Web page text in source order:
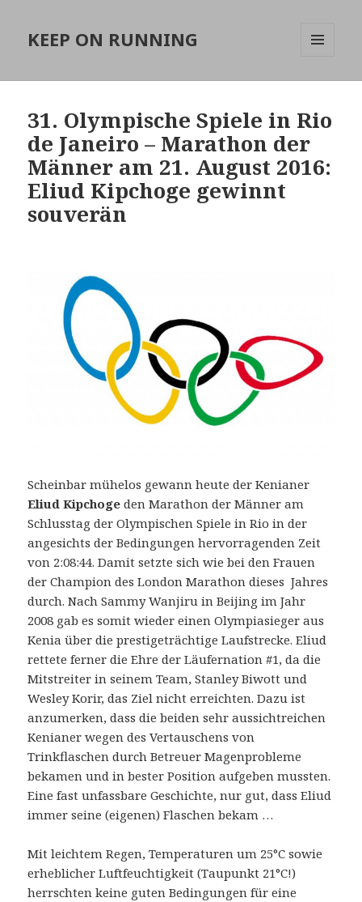
KEEP ON RUNNING
31. Olympische Spiele in Rio
de Janeiro – Marathon der
Männer am 21. August 2016:
Eliud Kipchoge gewinnt
souverän
Scheinbar mühelos gewann heute der Kenianer
Eliud Kipchoge den Marathon der Männer am
Schlusstag der Olympischen Spiele in Rio in der
angesichts der Bedingungen hervorragenden Zeit
von 2:08:44.Damit setzte sich wie bei den Frauen
der Champion des London Marathon dieses Jahres
durch. Nach Sammy Wanjiru in Beijing im Jahr
2008 gab es somit wieder einen Olympiasieger aus
Kenia über die prestigeträchtige Laufstrecke. Eliud
rettete ferner die Ehre der Läufernation #1, da die
Mitstreiter in seinem Team, Stanley Biwott und
Wesley Korir, das Ziel nicht erreichten. Dazu ist
anzumerken, dass die beiden sehr aussichtreichen
Kenianer wegen des Vertauschens von
Trinkflaschen durch Betreuer Magenprobleme
bekamen und in bester Position aufgeben mussten.
Eine fast unfassbare Geschichte, nur gut, dass Eliud
immer seine (eigenen) Flaschen bekam …
Mit leichtem Regen, Temperaturen um 25°C sowie
erheblicher Luftfeuchtigkeit (Taupunkt 21°C!)
herrschten keine guten Bedingungen für eine